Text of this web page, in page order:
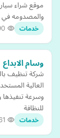
موقع شراء
والمصدومه في
خدمات
وسام الابداع
العالية
وسرعة
للنظافة
خدمات